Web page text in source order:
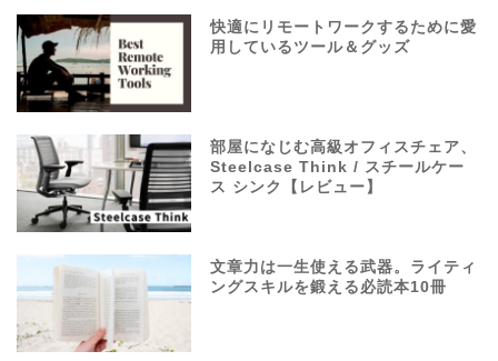
快適にリモートワークするために愛
用しているツール＆グッズ
部屋になじむ高級オフィスチェア、
Steelcase Think / スチールケー
ス シンク【レビュー】
文章力は一生使える武器。ライティ
ングスキルを鍛える必読本10冊